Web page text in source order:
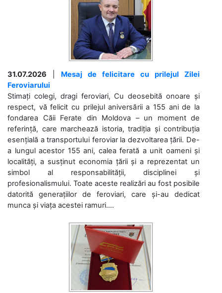
31.07.2026
Mesaj de felicitare cu prilejul Zilei
Feroviarului
Stimați colegi, dragi feroviari, Cu deosebită onoare și
respect, vă felicit cu prilejul aniversării a 155 ani de la
fondarea Căii Ferate din Moldova – un moment de
referință, care marchează istoria, tradiția și contribuția
esențială a transportului feroviar la dezvoltarea țării. De-
a lungul acestor 155 ani, calea ferată a unit oameni și
localități, a susținut economia țării și a reprezentat un
simbol al responsabilității, disciplinei și
profesionalismului. Toate aceste realizări au fost posibile
datorită generațiilor de feroviari, care și-au dedicat
munca și viața acestei ramuri....